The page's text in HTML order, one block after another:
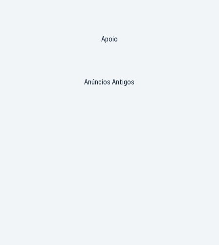
Apoio
Anúncios Antigos